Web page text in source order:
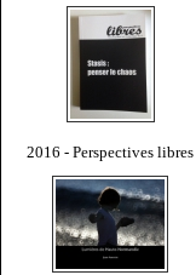
2016 - Perspectives libres